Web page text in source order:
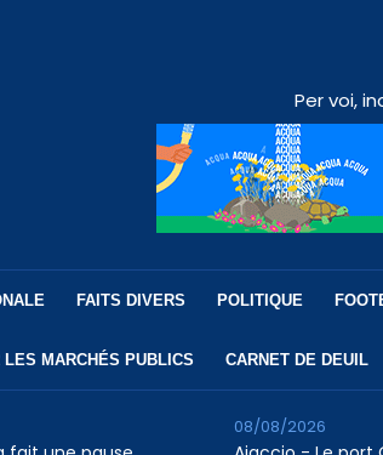
Per voi,
FAITS DIVERS POLITIQUE
LES MARCHÉS PUBLICS CARNET DE DEUIL
08/08/2026